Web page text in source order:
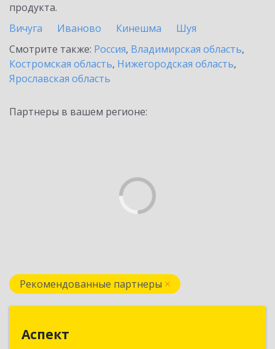
продукта.
Вичуга
Иваново Кинешма
Шуя
Смотрите также: Россия, Владимирская область,
Костромская область, Нижегородская область,
Ярославская область
Партнеры в вашем регионе:
Рекомендованные партнеры
Аспект